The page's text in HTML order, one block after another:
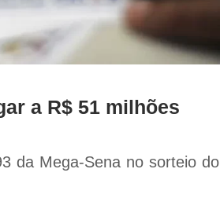
a R$ 51 milhões
da Mega-Sena no sorteio do